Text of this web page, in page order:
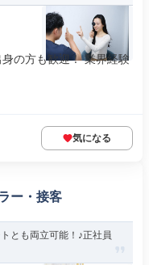
の方も歓迎！ 業界経験
気になる
ー・接客
とも両立可能！♪正社員